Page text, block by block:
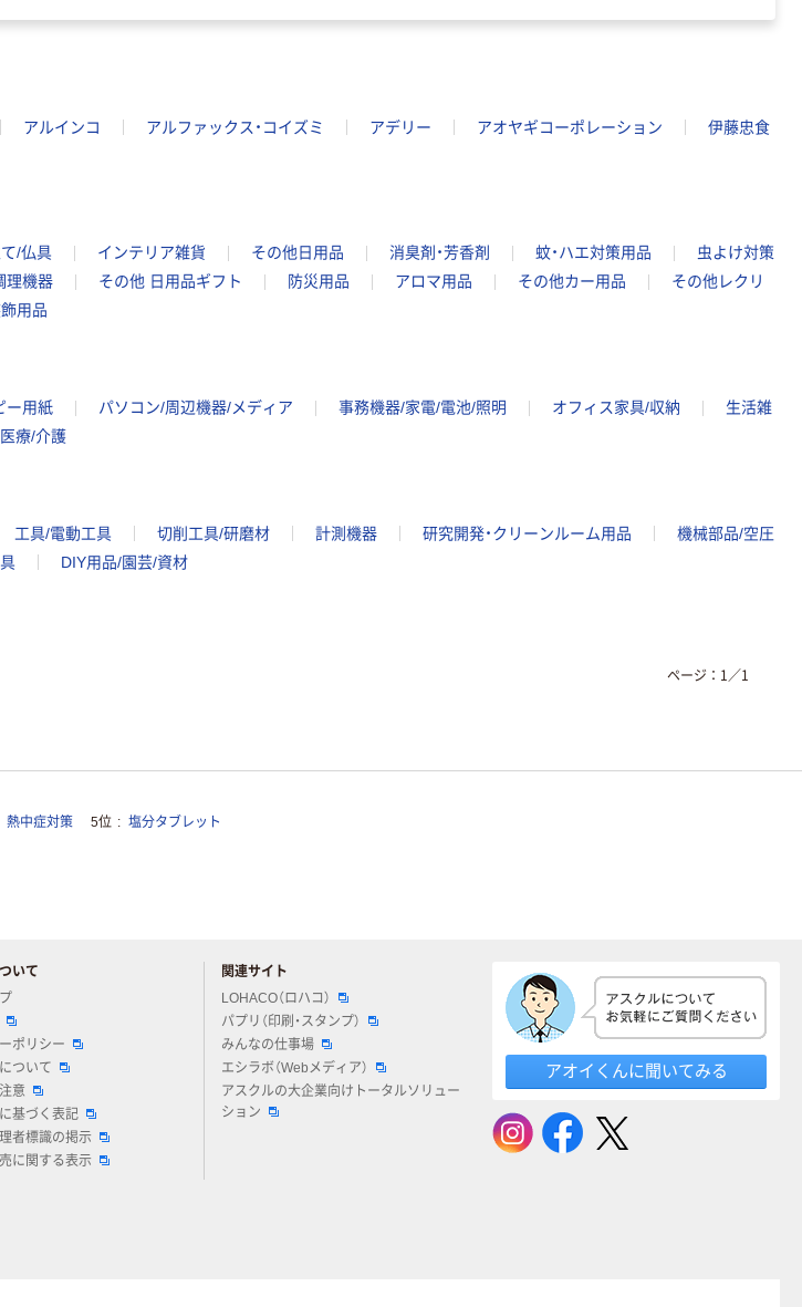
アルインコ アルファックス・コイズミ アデリー アオヤギコーポレーション
伊藤忠食
/仏具 インテリア雑貨 その他日用品 消臭剤・芳香剤 蚊・ハエ対策用品
虫よけ対策
理機器 その他 日用品ギフト 防災用品 アロマ用品 その他カー用品
その他レクリ
用品
ー用紙 パソコン/周辺機器/メディア 事務機器/家電/電池/照明 オフィス家具/収納
生活雑
療/介護
工具/電動工具 切削工具/研磨材 計測機器 研究開発・クリーンルーム用品
機械部品/空圧
DIY用品/園芸/資材
ページ： 1 ／1
熱中症対策 5位 塩分タブレット
いて
ポリシー
ついて
意
基づく表記
者標識の掲示
に関する表示
関連サイト
LOHACO（ロハコ）
パプリ（印刷・スタンプ）
みんなの仕事場
エシラボ（Webメディア）
アスクルの大企業向けトータルソリュー
ション
アオイくんに聞いてみる